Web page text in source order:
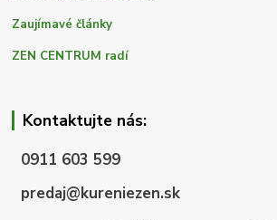
Zaujímavé články
ZEN CENTRUM radí
Kontaktujte nás:
0911 603 599
predaj@kureniezen.sk